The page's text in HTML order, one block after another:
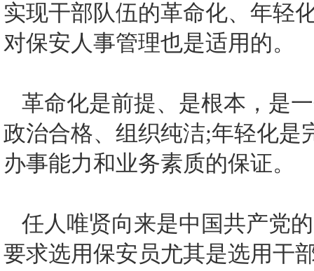
实现干部队伍的革命化、年轻
对保安人事管理也是适用的。
革命化是前提、是根本，是
政治合格、组织纯洁;年轻化是
办事能力和业务素质的保证。
任人唯贤向来是中国共产党
要求选用保安员尤其是选用干